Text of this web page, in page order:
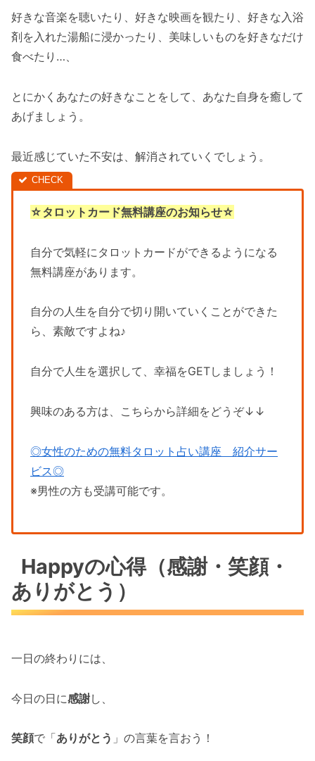
好きな音楽を聴いたり、好きな映画を観たり、好きな入浴
剤を入れた湯船に浸かったり、美味しいものを好きなだけ
食べたり…、
とにかくあなたの好きなことをして、あなた自身を癒して
あげましょう。
最近感じていた不安は、解消されていくでしょう。
☆タロットカード無料講座のお知らせ☆
自分で気軽にタロットカードができるようになる
無料講座があります。
自分の人生を自分で切り開いていくことができた
ら、素敵ですよね♪
自分で人生を選択して、幸福をGETしましょう！
興味のある方は、こちらから詳細をどうぞ↓↓
◎女性のための無料タロット占い講座 紹介サー
ビス◎
※男性の方も受講可能です。
Happyの心得（感謝・笑顔・
ありがとう）
一日の終わりには、
今日の日に感謝し、
笑顔で「ありがとう 」の言葉を言おう！